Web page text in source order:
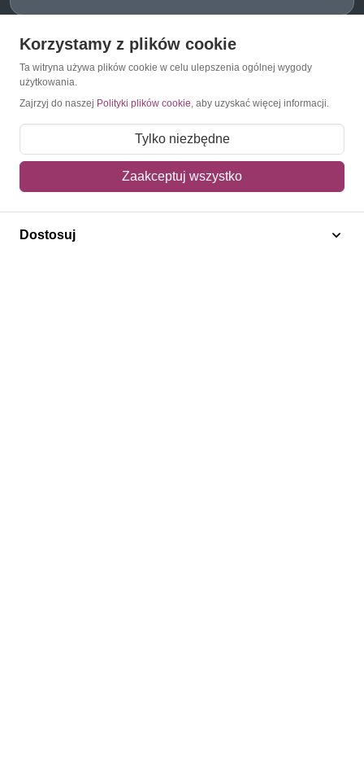
O Znaczkopol.pl
O nas
Regulamin
Polityka prywatności
Korzystamy z plików cookie
Ta witryna używa plików cookie w celu ulepszenia ogólnej wygody
użytkowania.
Zajrzyj do naszej Polityki plików cookie, aby uzyskać więcej informacji.
Tylko niezbędne
Zaakceptuj wszystko
Dostosuj